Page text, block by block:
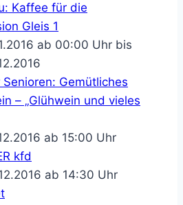
Kaffee für die
Gleis 1
ab 00:00 Uhr bis
Gemütliches
– „Glühwein und vieles
ab 15:00 Uhr
kfd
ab 14:30 Uhr